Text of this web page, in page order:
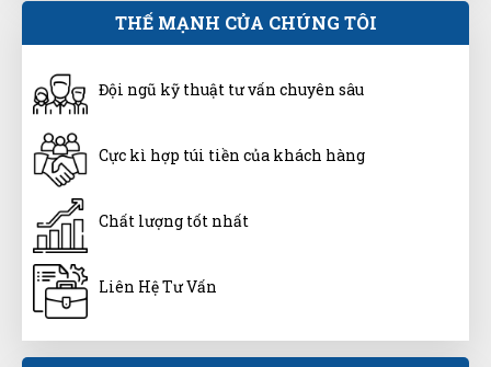
Vũ Hoàng
(Đánh giá 1 năm trước)
đã tham khảo nhiều bên nhưng đây đúng là nơi để lựa
chọn
TT
(Đánh giá 1 năm trước)
có rất nhiều chương trình khuyến mại trong shop,
tôi thích rồi nha
THẾ MẠNH CỦA CHÚNG TÔI
Đội ngũ kỹ thuật tư vấn chuyên sâu
Cực kì hợp túi tiền của khách hàng
Chất lượng tốt nhất
Liên Hệ Tư Vấn